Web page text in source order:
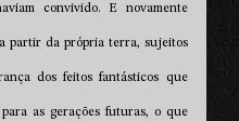
convivido. E novamente
partir da própria terra, sujeitos
dos feitos fantásticos que
as gerações futuras, o que